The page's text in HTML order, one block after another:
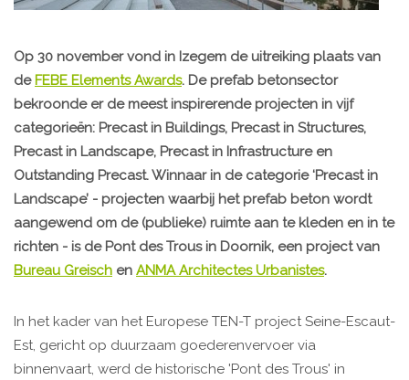
Op 30 november vond in Izegem de uitreiking plaats van
de FEBE Elements Awards. De prefab betonsector
bekroonde er de meest inspirerende projecten in vijf
categorieën: Precast in Buildings, Precast in Structures,
Precast in Landscape, Precast in Infrastructure en
Outstanding Precast. Winnaar in de categorie ‘Precast in
Landscape’ - projecten waarbij het prefab beton wordt
aangewend om de (publieke) ruimte aan te kleden en in te
richten - is de Pont des Trous in Doornik, een project van
Bureau Greisch en ANMA Architectes Urbanistes.
In het kader van het Europese TEN-T project Seine-Escaut-
Est, gericht op duurzaam goederenvervoer via
binnenvaart, werd de historische 'Pont des Trous' in